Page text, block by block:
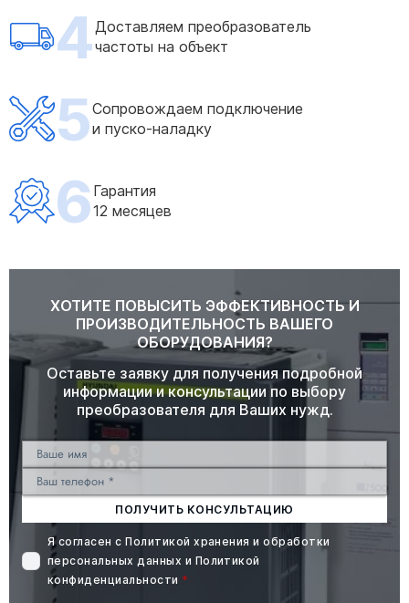
4Доставляем преобразователь
частоты на объект
5Сопровождаем подключение
и пуско-наладку
6 Гарантия
12 месяцев
ХОТИТЕ ПОВЫСИТЬ ЭФФЕКТИВНОСТЬ И
ПРОИЗВОДИТЕЛЬНОСТЬ ВАШЕГО
ОБОРУДОВАНИЯ?
Оставьте заявку для получения подробной
информации и консультации по выбору
преобразователя для Ваших нужд.
ПОЛУЧИТЬ КОНСУЛЬТАЦИЮ
Я согласен сПолитикой хранения и обработки
персональных данных и Политикой
конфиденциальности *